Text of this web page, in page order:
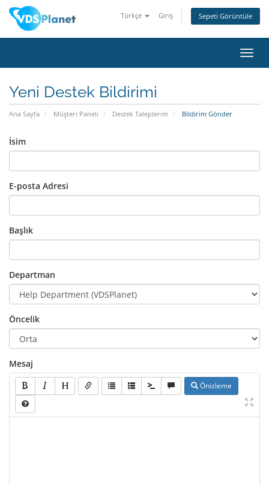
Türkçe Giriş Sepeti Görüntüle
Yeni Destek Bildirimi
Ana Sayfa Müşteri Paneli Destek Taleplerim Bildirim Gönder
İsim
E-posta Adresi
Başlık
Departman
Öncelik
Mesaj
Önizleme